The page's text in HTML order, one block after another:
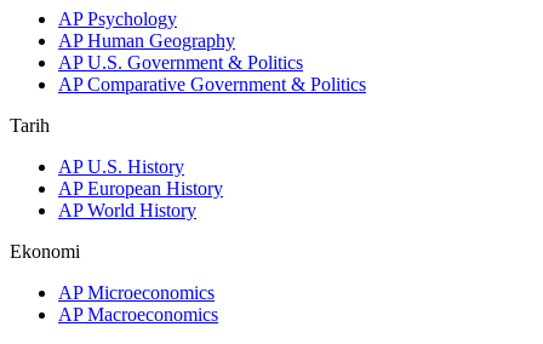
AP Psychology
AP Human Geography
AP U.S. Government & Politics
AP Comparative Government & Politics
Tarih
AP U.S. History
AP European History
AP World History
Ekonomi
AP Microeconomics
AP Macroeconomics